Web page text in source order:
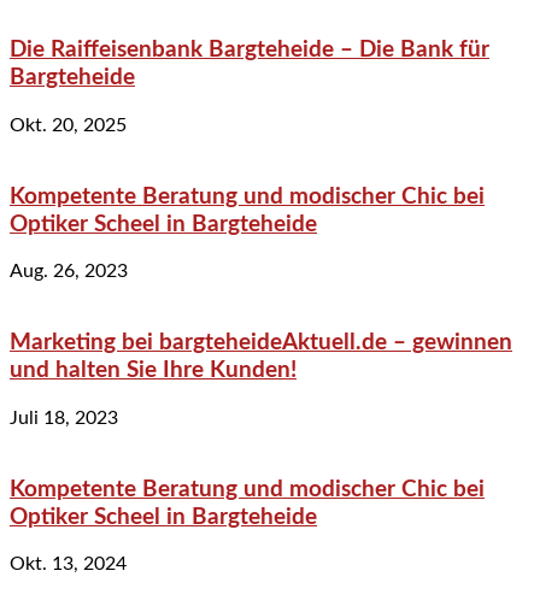
Die Raiffeisenbank Bargteheide – Die Bank für
Bargteheide
Okt. 20, 2025
Kompetente Beratung und modischer Chic bei
Optiker Scheel in Bargteheide
Aug. 26, 2023
Marketing bei bargteheideAktuell.de – gewinnen
und halten Sie Ihre Kunden!
Juli 18, 2023
Kompetente Beratung und modischer Chic bei
Optiker Scheel in Bargteheide
Okt. 13, 2024